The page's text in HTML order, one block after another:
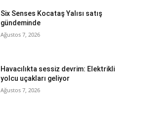
Six Senses Kocataş Yalısı satış
gündeminde
Ağustos 7, 2026
Havacılıkta sessiz devrim: Elektrikli
yolcu uçakları geliyor
Ağustos 7, 2026